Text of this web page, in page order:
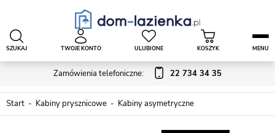
Zamówienia telefoniczne: 22 734 34 35
SZUKAJ TWOJE KONTO ULUBIONE KOSZYK MENU
Start Kabiny prysznicowe Kabiny asymetryczne